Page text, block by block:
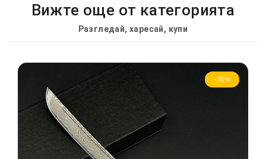
Вижте още от категорията
Разгледай, харесай, купи
-36%